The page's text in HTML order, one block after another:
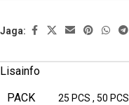
Jaga:
Lisainfo
PACK
25 PCS , 50 PCS